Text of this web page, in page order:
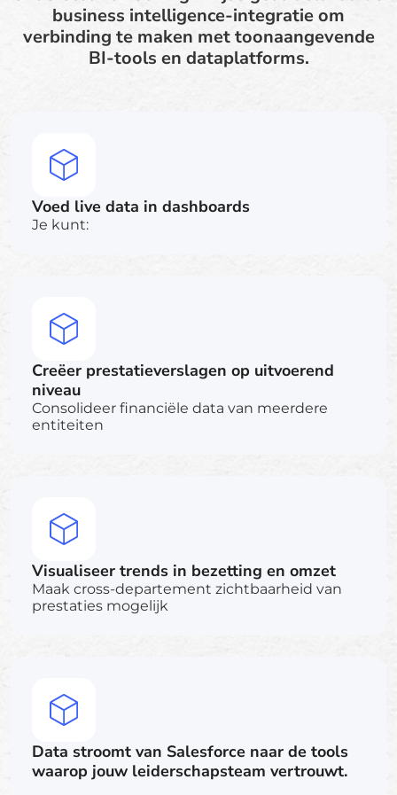
business intelligence-integratie om
verbinding te maken met toonaangevende
BI-tools en dataplatforms.
Voed live data in dashboards
Je kunt:
Creëer prestatieverslagen op uitvoerend
niveau
Consolideer financiële data van meerdere
entiteiten
Visualiseer trends in bezetting en omzet
Maak cross-departement zichtbaarheid van
prestaties mogelijk
Data stroomt van Salesforce naar de tools
waarop jouw leiderschapsteam vertrouwt.